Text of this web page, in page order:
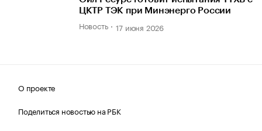
ЦКТР ТЭК при Минэнерго России
Новость 17 июня 2026
О проекте
Поделиться новостью на РБК